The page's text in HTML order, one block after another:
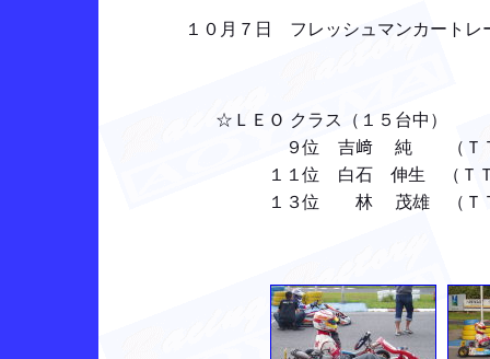
１０月７日 フレッシュマンカートレ
☆ＬＥＯ クラス（１５台中）
９位 吉﨑 純 （ＴＴ： ９
１１位 白石 伸生 （ＴＴ：１
１３位 林 茂雄 （ＴＴ：１